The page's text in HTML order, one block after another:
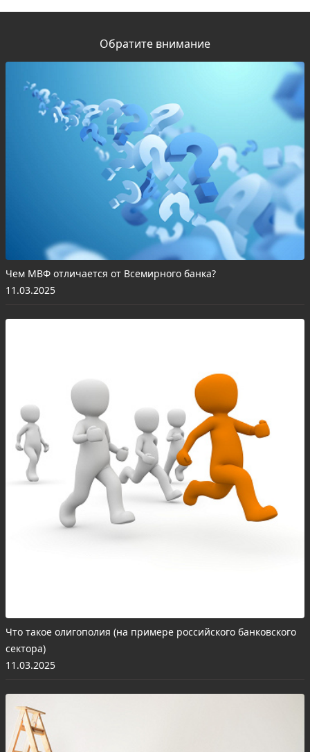
Обратите внимание
Чем МВФ отличается от Всемирного банка?
11.03.2025
Что такое олигополия (на примере российского банковского
сектора)
11.03.2025